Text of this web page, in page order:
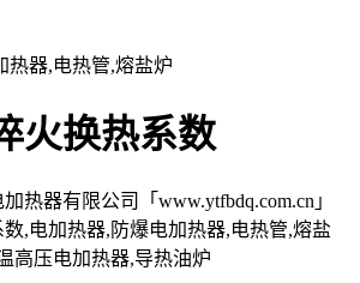
火换热系数
热器有限公司「www.ytfbdq.com.cn」
,电加热器,防爆电加热器,电热管,熔盐
高压电加热器,导热油炉